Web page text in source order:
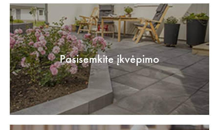
Pasisemkite įkvėpimo